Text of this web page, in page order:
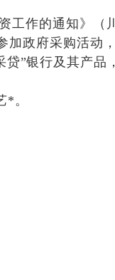
工作的通知》（
政府采购活动
”银行及其产
*。